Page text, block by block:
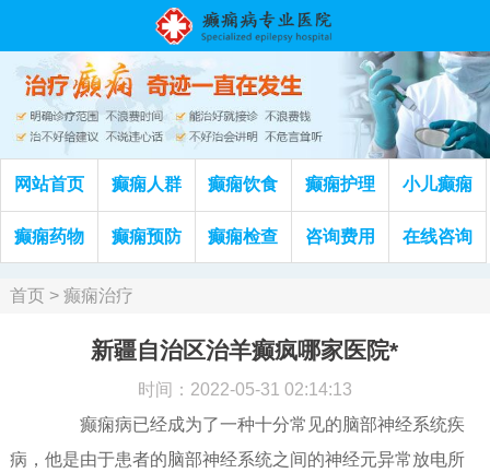
网站首页 癫痫人群 癫痫饮食 癫痫护理 小儿癫痫
癫痫药物 癫痫预防 癫痫检查 咨询费用 在线咨询
首页> 癫痫治疗
新疆自治区治羊癫疯哪家医院*
时间：2022-05-31 02:14:13
癫痫病已经成为了一种十分常见的脑部神经系统疾
病，他是由于患者的脑部神经系统之间的神经元异常放电所